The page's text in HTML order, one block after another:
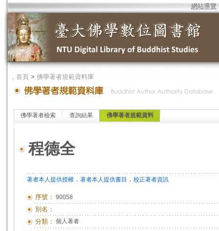
網站導覽
． 首頁 > 佛學著者規範資料庫
佛學著者檢索 查詢結果 佛學著者規範資料
程德全
著者本人提供授權 ． 著者本人提供書目 ． 校正著者資訊
序號： 90058
別名：
分類： 個人著者